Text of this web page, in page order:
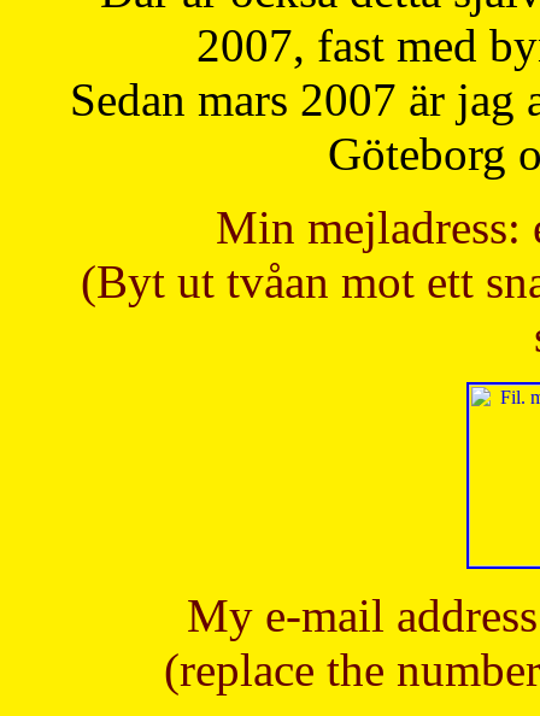
2007, fast med
Sedan mars 2007 är
Göteborg
Min mejladress:
(Byt ut tvåan mot ett
My e-mail
(replace the